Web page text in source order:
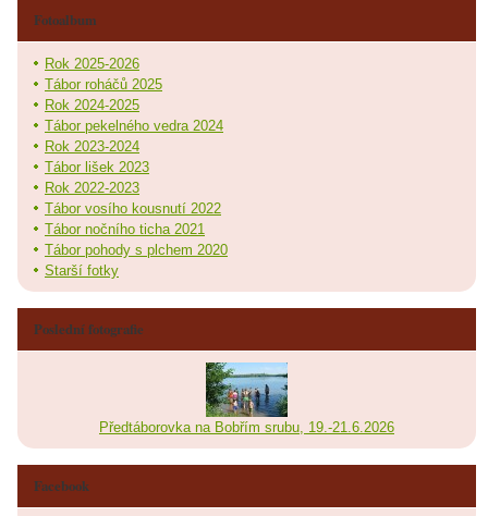
Fotoalbum
Rok 2025-2026
Tábor roháčů 2025
Rok 2024-2025
Tábor pekelného vedra 2024
Rok 2023-2024
Tábor lišek 2023
Rok 2022-2023
Tábor vosího kousnutí 2022
Tábor nočního ticha 2021
Tábor pohody s plchem 2020
Starší fotky
Poslední fotografie
Předtáborovka na Bobřím srubu, 19.-21.6.2026
Facebook